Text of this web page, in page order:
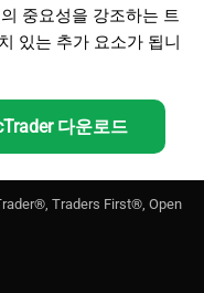
중요성을 강조하는 트
있는 추가 요소가 됩니
다운로드
Traders First®, Open